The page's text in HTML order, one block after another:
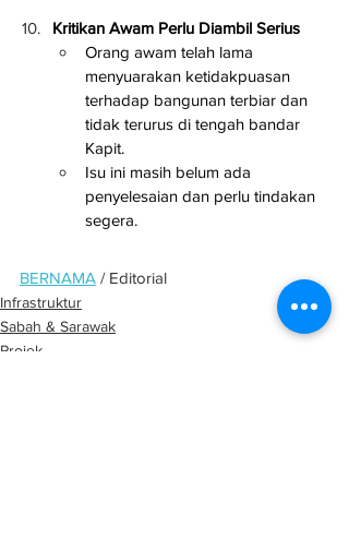
Kritikan Awam Perlu Diambil Serius
Orang awam telah lama
menyuarakan ketidakpuasan
terhadap bangunan terbiar dan
tidak terurus di tengah bandar
Kapit.
Isu ini masih belum ada
penyelesaian dan perlu tindakan
segera.
BERNAMA / Editorial
Infrastruktur
Sabah & Sarawak
Projek